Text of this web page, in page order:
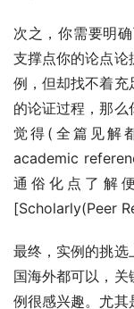
次之，你需要明
支撑点你的论点论
例，但却找不着充
的论证过程，那
觉得(全篇见解
academic
通俗化点了解
[Scholarly(Peer
最终，实例的挑选
国海外都可以，
例很感兴趣。尤其